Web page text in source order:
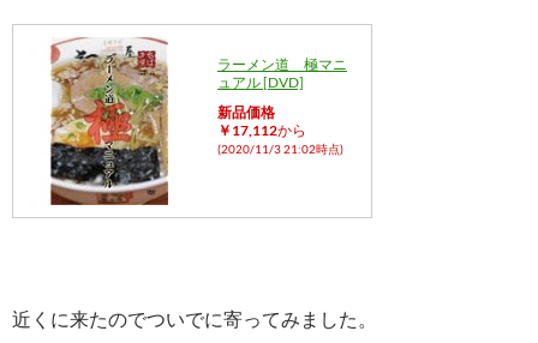
ラーメン道 極マニ
ュアル [DVD]
新品価格
￥17,112から
(2020/11/3 21:02時点)
近くに来たのでついでに寄ってみました。